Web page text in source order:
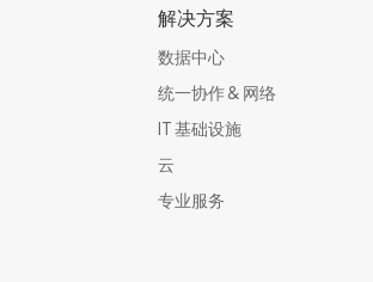
解决方案
数据中心
统一协作 & 网络​
IT 基础设施
云
专业服务